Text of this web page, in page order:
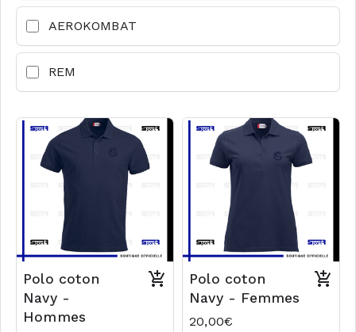
AEROKOMBAT
REM
Polo coton
Navy -
Hommes
Polo coton
Navy - Femmes
20,00€